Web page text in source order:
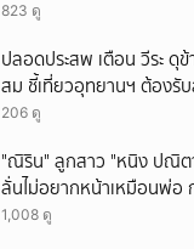
823 ดู
ปลอดประสพ เตือน วีระ ดุข้
สม ชี้เที่ยวอุทยานฯ ต้องรั
206 ดู
"ณิริน" ลูกสาว "หนิง ปณิต
ลั่นไม่อยากหน้าเหมือนพ่อ
1,008 ดู